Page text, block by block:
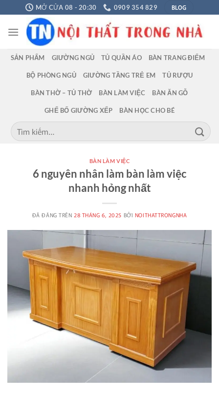
Chuyển
đến
nội
MỞ CỬA 08 - 20:30 0909 354 829 BLOG
SẢN PHẨM GIƯỜNG NGỦ TỦ QUẦN ÁO BÀN TRANG ĐIỂM
BỘ PHÒNG NGỦ GIƯỜNG TẦNG TRẺ EM TỦ RƯỢU
BÀN THỜ – TỦ THỜ BÀN LÀM VIỆC BÀN ĂN GỖ
GHẾ BỐ GIƯỜNG XẾP BÀN HỌC CHO BÉ
Tìm
kiếm:
BÀN LÀM VIỆC
6 nguyên nhân làm bàn làm việc
nhanh hỏng nhất
ĐÃ ĐĂNG TRÊN 28 THÁNG 6, 2025 BỞI NOITHATTRONGNHA